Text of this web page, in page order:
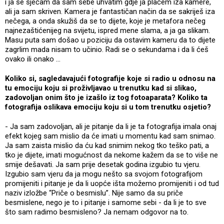
i ja se sjećam da sam sebe uhvatim gdje ja plačem iza kamere,
ali ja sam skriven. Kamera je fantastičan način da se sakriješ iza
nečega, a onda skužiš da se to dijete, koje je metafora nečeg
najnezaštićenijeg na svijetu, ispred mene slama, a ja ga slikam.
Masu puta sam došao u poziciju da ostavim kameru da to dijete
zagrlim mada nisam to učinio. Radi se o sekundama i da li ćeš
ovako ili onako …
Koliko si, sagledavajući fotografije koje si radio u odnosu na
tu emociju koju si proživljavao u trenutku kad si slikao,
zadovoljan onim što je izašlo iz tog fotoaparata? Koliko ta
fotografija oslikava emociju koju si u tom trenutku osjetio?
- Ja sam zadovoljan, ali je pitanje da li je ta fotografija imala onaj
efekt kojeg sam mislio da će imati u momentu kad sam snimao.
Ja sam zaista mislio da ću kad snimim nekog tko teško pati, a
tko je dijete, imati mogućnost da nekome kažem da se to više ne
smije dešavati. Ja sam prije desetak godina izgubio tu vjeru.
Izgubio sam vjeru da ja mogu nešto sa svojom fotografijom
promijeniti i pitanje je da li uopće išta možemo promijeniti i od tud
naziv izložbe “Priče o besmislu”. Nije samo da su priče
besmislene, nego je to i pitanje i samome sebi - da li je to sve
što sam radimo besmisleno? Ja nemam odgovor na to.